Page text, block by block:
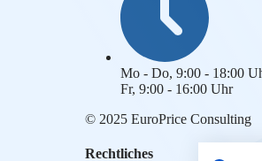
Mo - Do, 9:00 - 18:00
Fr, 9:00 - 16:00 Uhr
© 2025 EuroPrice Consulting
Rechtliches